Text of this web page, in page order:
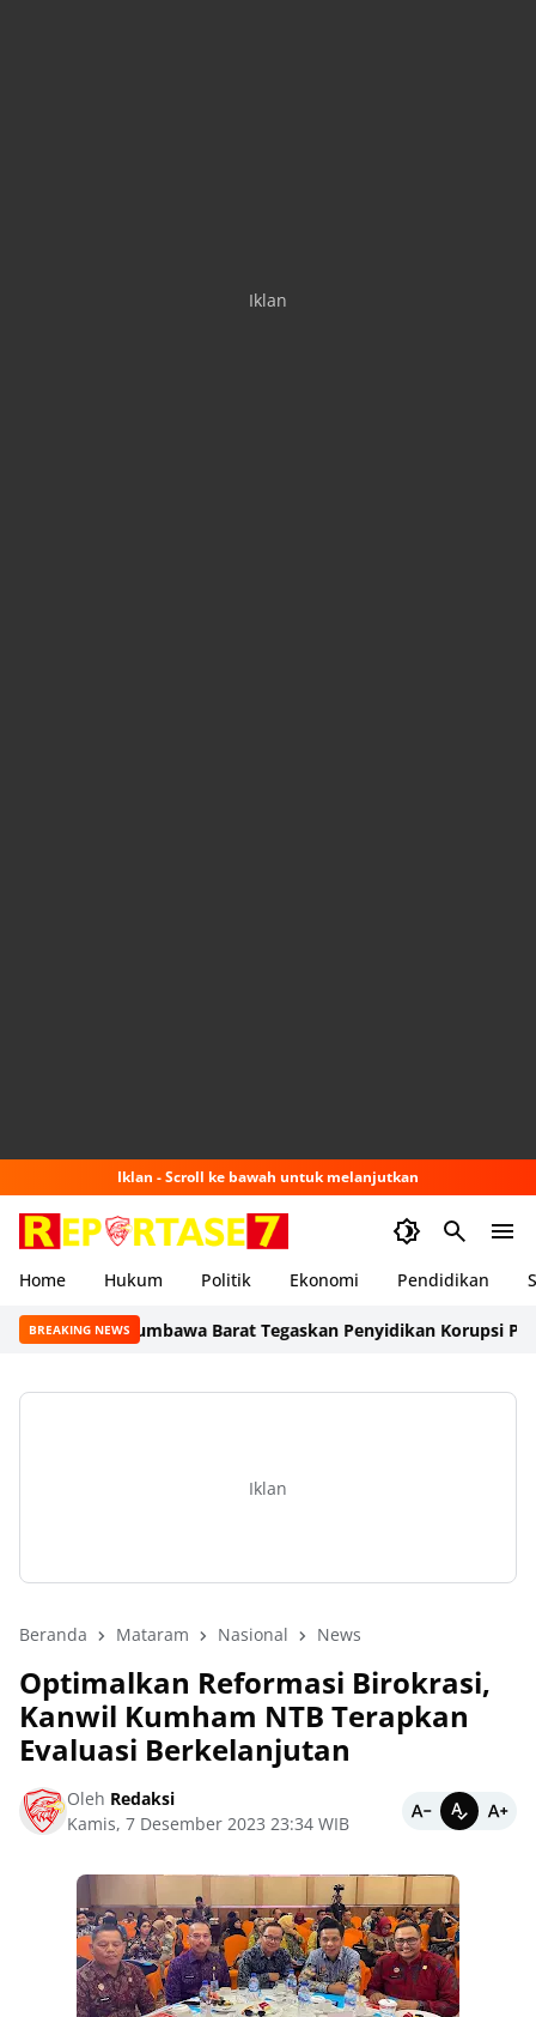
Iklan
Iklan - Scroll ke bawah untuk melanjutkan
Home Hukum Politik Ekonomi Pendidikan
BREAKING NEWS
Kajari Sumbawa Barat Tegaskan Penyidikan Korupsi Pokir
Iklan
Beranda Mataram Nasional News
Optimalkan Reformasi Birokrasi,
Kanwil Kumham NTB Terapkan
Evaluasi Berkelanjutan
Oleh Redaksi
Kamis, 7 Desember 2023 23:34 WIB